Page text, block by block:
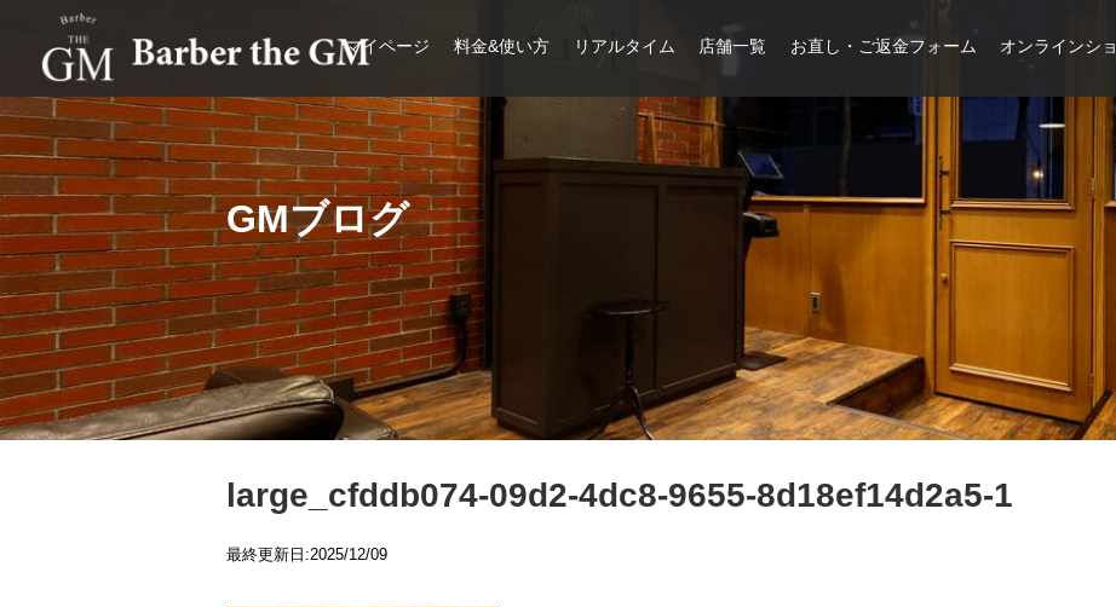
大阪・本町｜大人の散髪屋
マイページ 料金&使い方 リアルタイム 店舗一覧 お直し・ご返金フォーム オンラインシ
GMブログ
large_cfddb074-09d2-4dc8-9655-8d18ef14d2a5-1
最終更新日:2025/12/09